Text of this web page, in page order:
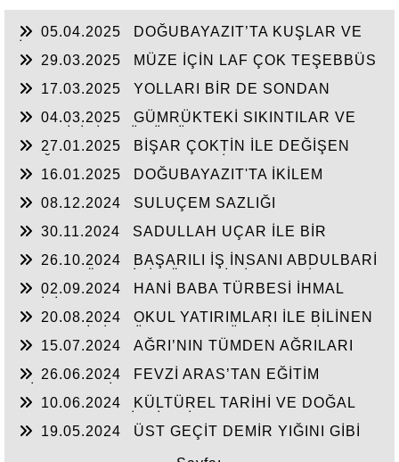
05.04.2025
DOĞUBAYAZIT’TA KUŞLAR VE
29.03.2025
MÜZE İÇİN LAF ÇOK TEŞEBBÜS
17.03.2025
YOLLARI BİR DE SONDAN
04.03.2025
GÜMRÜKTEKİ SIKINTILAR VE
27.01.2025
BİŞAR ÇOKTİN İLE DEĞİŞEN
16.01.2025
DOĞUBAYAZIT'TA İKİLEM
08.12.2024
SULUÇEM SAZLIĞI
30.11.2024
SADULLAH UÇAR İLE BİR
26.10.2024
BAŞARILI İŞ İNSANI ABDULBARİ
02.09.2024
HANİ BABA TÜRBESİ İHMAL
20.08.2024
OKUL YATIRIMLARI İLE BİLİNEN
YASUBUĞA İLE PORTRE…
15.07.2024
AĞRI’NIN TÜMDEN AĞRILARI
26.06.2024
FEVZİ ARAS’TAN EĞİTİM
10.06.2024
KÜLTÜREL TARİHİ VE DOĞAL
19.05.2024
ÜST GEÇİT DEMİR YIĞINI GİBİ